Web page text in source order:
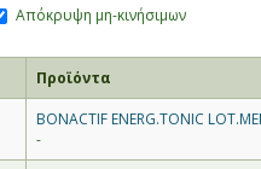
Απόκρυψη μη-κινήσιμων
Προϊόντα
BONACTIF ENERG.TONIC
-